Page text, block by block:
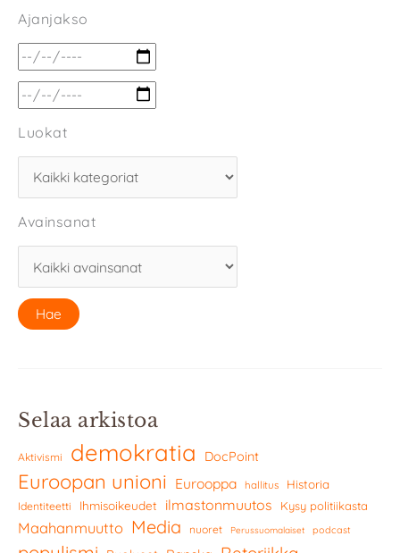
Ajanjakso
Luokat
Avainsanat
Selaa arkistoa
Aktivismi demokratia DocPoint
Euroopan unioni Eurooppa hallitus Historia
Identiteetti Ihmisoikeudet ilmastonmuutos Kysy politiikasta
Maahanmuutto Media nuoret Perussuomalaiset podcast